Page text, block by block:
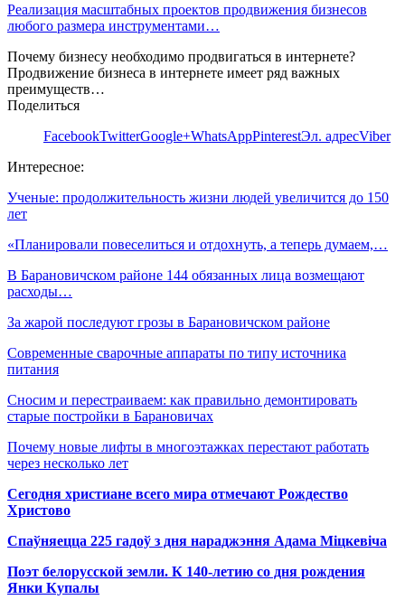
Реализация масштабных проектов продвижения бизнесов
любого размера инструментами…
Почему бизнесу необходимо продвигаться в интернете?
Продвижение бизнеса в интернете имеет ряд важных
преимуществ…
Поделиться
FacebookTwitterGoogle+WhatsAppPinterestЭл. адресViber
Интересное:
Ученые: продолжительность жизни людей увеличится до 150
лет
«Планировали повеселиться и отдохнуть, а теперь думаем,…
В Барановичском районе 144 обязанных лица возмещают
расходы…
За жарой последуют грозы в Барановичском районе
Современные сварочные аппараты по типу источника
питания
Сносим и перестраиваем: как правильно демонтировать
старые постройки в Барановичах
Почему новые лифты в многоэтажках перестают работать
через несколько лет
Сегодня христиане всего мира отмечают Рождество
Христово
Спаўняецца 225 гадоў з дня нараджэння Адама Міцкевіча
Поэт белорусской земли. К 140-летию со дня рождения
Янки Купалы